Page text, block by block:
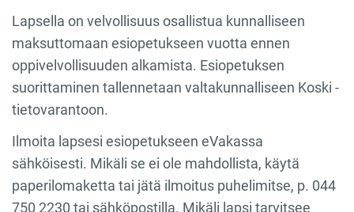
Lapsella on velvollisuus osallistua kunnalliseen
maksuttomaan esiopetukseen vuotta ennen
oppivelvollisuuden alkamista. Esiopetuksen
suorittaminen tallennetaan valtakunnalliseen Koski -
tietovarantoon.
Ilmoita lapsesi esiopetukseen eVakassa
sähköisesti. Mikäli se ei ole mahdollista, käytä
paperilomaketta tai jätä ilmoitus puhelimitse, p. 044
750 2230 tai sähköpostilla. Mikäli lapsi tarvitsee